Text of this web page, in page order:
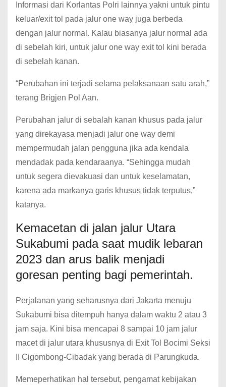
Informasi dari Korlantas Polri lainnya yakni untuk pintu
keluar/exit tol pada jalur one way juga berbeda
dengan jalur normal. Kalau biasanya jalur normal ada
di sebelah kiri, untuk jalur one way exit tol kini berada
di sebelah kanan.
“Perubahan ini terjadi selama pelaksanaan satu arah,”
terang Brigjen Pol Aan.
Perubahan jalur di sebalah kanan khusus pada jalur
yang direkayasa menjadi jalur one way demi
mempermudah jalan pengguna jika ada kendala
mendadak pada kendaraanya. “Sehingga mudah
untuk segera dievakuasi dan untuk keselamatan,
karena ada markanya garis khusus tidak terputus,”
katanya.
Kemacetan di jalan jalur Utara
Sukabumi pada saat mudik lebaran
2023 dan arus balik menjadi
goresan penting bagi pemerintah.
Perjalanan yang seharusnya dari Jakarta menuju
Sukabumi bisa ditempuh hanya dalam waktu 2 atau 3
jam saja. Kini bisa mencapai 8 sampai 10 jam jalur
macet di jalur utara khususnya di Exit Tol Bocimi Seksi
II Cigombong-Cibadak yang berada di Parungkuda.
Memeperhatikan hal tersebut, pengamat kebijakan